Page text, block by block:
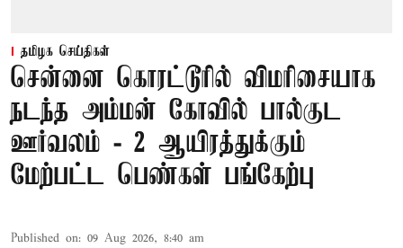
தமிழக செய்திகள்
சென்னை கொரட்டூரில் விமரிசையாக
நடந்த அம்மன் கோவில் பால்குட
ஊர்வலம் - 2 ஆயிரத்துக்கும்
மேற்பட்ட பெண்கள் பங்கேற்பு
Published on: 09 Aug 2026, 8:40 am